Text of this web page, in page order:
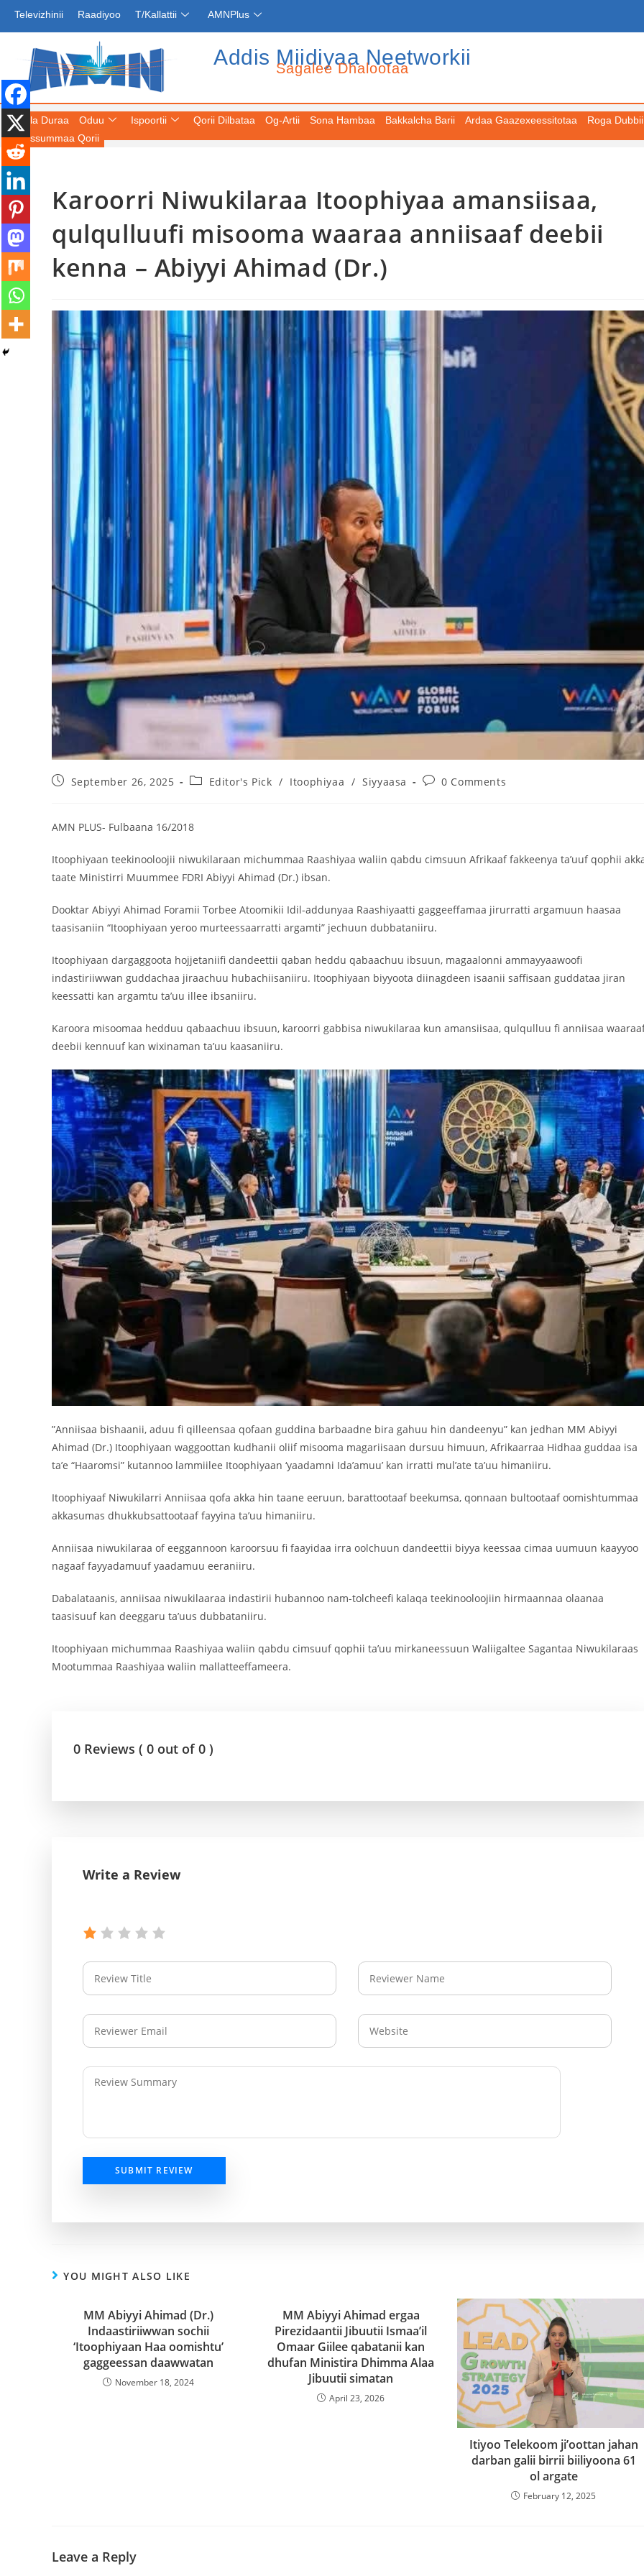
Televizhinii Raadiyoo T/Kallattii AMNPlus
Addis Miidiyaa Neetworkii
Sagalee Dhalootaa
Fuula Duraa Oduu
Ashaaraa Magariisaa Itoophiyaa:
Afrikaatti Biyya Avokaadoo Erguun
Sadarkaa Lammaffaa Qabatte
August 5, 2026
Jijjiirama saffisa Itoophiyaan roga maraan
galmeessaa jirtu ajaa’ibsiifachuu
dhiisuun hin danda’amu – Xiinxala CNN
Ispoortii Qorii Dilbataa Og-Artii Sona Hambaa Bakkalcha Barii Ardaa Gaazexeessitotaa
Roga Dubbii
Keessummaa Qorii
Karoorri Niwukilaraa Itoophiyaa amansiisaa,
qulqulluufi misooma waaraa anniisaaf deebii
kenna – Abiyyi Ahimad (Dr.)
September 26, 2025 Editor's Pick / Itoophiyaa / Siyyaasa 0 Comments
‎AMN PLUS- Fulbaana 16/2018
‎Itoophiyaan teekinooloojii niwukilaraan michummaa Raashiyaa waliin qabdu cimsuun Afrikaaf fakkeenya ta’uuf qophii
taate Ministirri Muummee FDRI Abiyyi Ahimad (Dr.) ibsan.
Dooktar ‎Abiyyi Ahimad Foramii Torbee Atoomikii Idil-addunyaa Raashiyaatti gaggeeffamaa jirurratti argamuun haasaa
taasisaniin “Itoophiyaan yeroo murteessaarratti argamti” jechuun dubbataniiru.
‎Itoophiyaan dargaggoota hojjetaniifi dandeettii qaban heddu qabaachuu ibsuun, magaalonni ammayyaawoofi
indastiriiwwan guddachaa jiraachuu hubachiisaniiru. Itoophiyaan biyyoota diinagdeen isaanii saffisaan guddataa jiran
keessatti kan argamtu ta’uu illee ibsaniiru.
‎Karoora misoomaa hedduu qabaachuu ibsuun, karoorri gabbisa niwukilaraa kun amansiisaa, qulqulluu fi anniisaa
deebii kennuuf kan wixinaman ta’uu kaasaniiru.
‎”Anniisaa bishaanii, aduu fi qilleensaa qofaan guddina barbaadne bira gahuu hin dandeenyu” kan jedhan MM Abiyyi
Ahimad (Dr.) Itoophiyaan waggoottan kudhanii oliif misooma magariisaan dursuu himuun, Afrikaarraa Hidhaa guddaa isa
ta’e “Haaromsi” kutannoo lammiilee Itoophiyaan ‘yaadamni Ida’amuu’ kan irratti mul’ate ta’uu himaniiru.
‎Itoophiyaaf Niwukilarri Anniisaa qofa akka hin taane eeruun, barattootaaf beekumsa, qonnaan bultootaaf oomishtummaa
akkasumas dhukkubsattootaaf fayyina ta’uu himaniiru.
‎Anniisaa niwukilaraa of eeggannoon karoorsuu fi faayidaa irra oolchuun dandeettii biyya keessaa cimaa uumuun kaayyoo
nagaaf fayyadamuuf yaadamuu eeraniiru.
‎Dabalataanis, anniisaa niwukilaaraa indastirii hubannoo nam-tolcheefi kalaqa teekinooloojiin hirmaannaa olaanaa
taasisuuf kan deeggaru ta’uus dubbataniiru.
‎Itoophiyaan michummaa Raashiyaa waliin qabdu cimsuuf qophii ta’uu mirkaneessuun Waliigaltee Sagantaa Niwukilaraas
Mootummaa Raashiyaa waliin mallatteeffameera.
0 Reviews ( 0 out of 0 )
Write a Review
SUBMIT REVIEW
YOU MIGHT ALSO LIKE
MM Abiyyi Ahimad (Dr.)
Indaastiriiwwan sochii
‘Itoophiyaan Haa oomishtu’
gaggeessan daawwatan
November 18, 2024
MM Abiyyi Ahimad ergaa
Pirezidaantii Jibuutii Ismaa’il
Omaar Giilee qabatanii kan
dhufan Ministira Dhimma Alaa
Jibuutii simatan
April 23, 2026
Itiyoo Telekoom ji’oottan jahan
darban galii birrii biiliyoona 61
ol argate
February 12, 2025
Leave a Reply